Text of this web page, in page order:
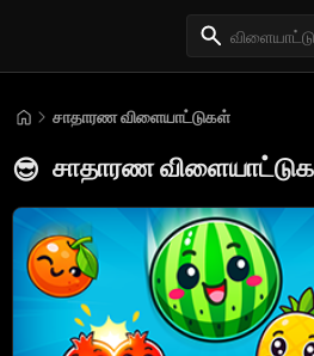
சாதாரண விளையாட்டுகள்
😎 சாதாரண